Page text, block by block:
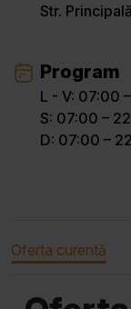
Str.
Program
L - V: 07:00
S: 07:00 –
D: 07:00 –
Oferta curentă